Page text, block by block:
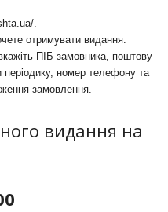
.
отримувати видання.
ПІБ замовника, поштову
періодику, номер телефону та
замовлення.
видання на